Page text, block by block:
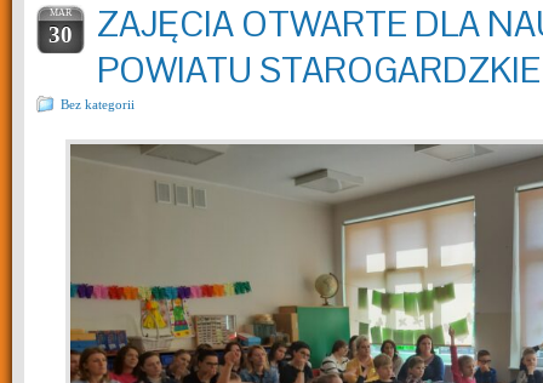
MAR
30
ZAJĘCIA OTWARTE DLA
POWIATU
Bez kategorii